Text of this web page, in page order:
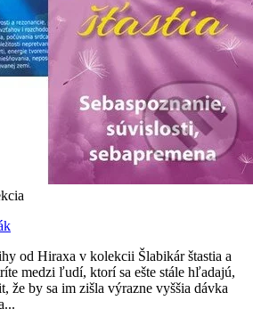
od Hiraxa v kolekcii Šlabikár štastia a
medzi ľudí, ktorí sa ešte stále hľadajú,
že by sa im zišla výrazne vyššia dávka